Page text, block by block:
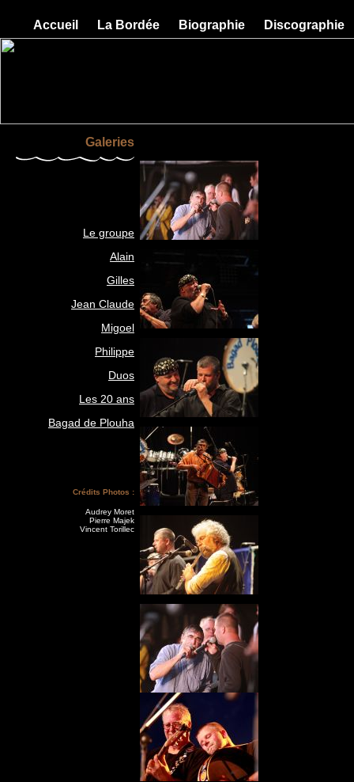
Accueil La Bordée Biographie Discographie
Galeries
Le groupe
Alain
Gilles
Jean Claude
Migoel
Philippe
Duos
Les 20 ans
Bagad de Plouha
Crédits Photos :
Audrey Moret
Pierre Majek
Vincent Torillec